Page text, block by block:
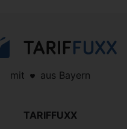
mit aus Bayern
TARIFFUXX